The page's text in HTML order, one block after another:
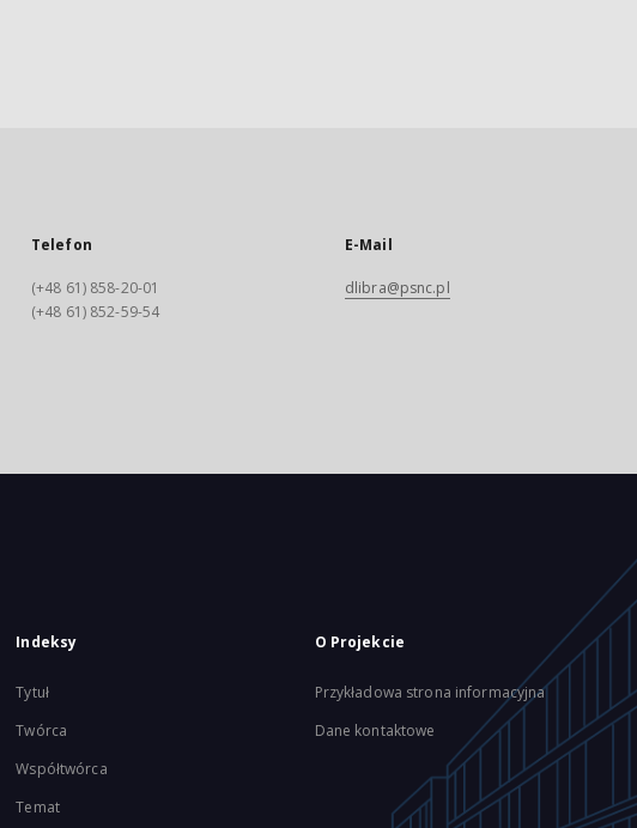
Telefon
(+48 61) 858-20-01
(+48 61) 852-59-54
E-Mail
dlibra@psnc.pl
Indeksy
Tytuł
Twórca
Współtwórca
Temat
O Projekcie
Przykładowa strona informacyjna
Dane kontaktowe